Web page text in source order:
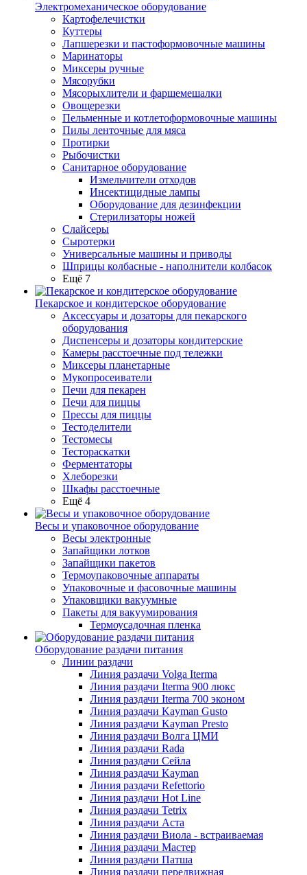
Электромеханическое оборудование
Картофелечистки
Куттеры
Лапшерезки и пастоформовочные машины
Маринаторы
Миксеры ручные
Мясорубки
Мясорыхлители и фаршемешалки
Овощерезки
Пельменные и котлетоформовочные машины
Пилы ленточные для мяса
Протирки
Рыбочистки
Санитарное оборудование
Измельчители отходов
Инсектицидные лампы
Оборудование для дезинфекции
Стерилизаторы ножей
Слайсеры
Сыротерки
Универсальные машины и приводы
Шприцы колбасные - наполнители колбасок
Ещё 7
Пекарское и кондитерское оборудование
Аксессуары и дозаторы для пекарского
оборудования
Диспенсеры и дозаторы кондитерские
Камеры расстоечные под тележки
Миксеры планетарные
Мукопросеиватели
Печи для пекарен
Печи для пиццы
Прессы для пиццы
Тестоделители
Тестомесы
Тестораскатки
Ферментаторы
Хлеборезки
Шкафы расстоечные
Ещё 4
Весы и упаковочное оборудование
Весы электронные
Запайщики лотков
Запайщики пакетов
Термоупаковочные аппараты
Упаковочные и фасовочные машины
Упаковщики вакуумные
Пакеты для вакуумирования
Термоусадочная пленка
Оборудование раздачи питания
Линии раздачи
Линия раздачи Volga Iterma
Линия раздачи Iterma 900 люкс
Линия раздачи Iterma 700 эконом
Линия раздачи Kayman Gusto
Линия раздачи Kayman Presto
Линия раздачи Волга ЦМИ
Линия раздачи Rada
Линия раздачи Сейла
Линия раздачи Kayman
Линия раздачи Refettorio
Линия раздачи Hot Line
Линия раздачи Tetrix
Линия раздачи Аста
Линия раздачи Виола - встраиваемая
Линия раздачи Мастер
Линия раздачи Патша
Линия раздачи передвижная